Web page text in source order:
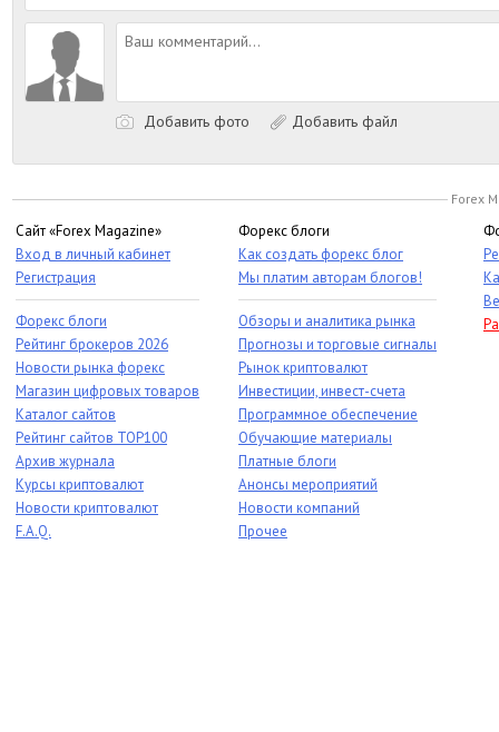
Добавить фото Добавить файл
Forex
Сайт «Forex Magazine»
Вход в личный кабинет
Регистрация
Форекс блоги
Рейтинг брокеров 2026
Новости рынка форекс
Магазин цифровых товаров
Каталог сайтов
Рейтинг сайтов TOP100
Архив журнала
Курсы криптовалют
Новости криптовалют
F.A.Q.
Форекс блоги
Как создать форекс блог
Мы платим авторам блогов!
Обзоры и аналитика рынка
Прогнозы и торговые сигналы
Рынок криптовалют
Инвестиции, инвест-счета
Программное обеспечение
Обучающие материалы
Платные блоги
Анонсы мероприятий
Новости компаний
Прочее